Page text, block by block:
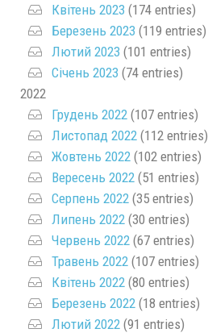
Квітень 2023 (174 entries)
Березень 2023 (119 entries)
Лютий 2023 (101 entries)
Січень 2023 (74 entries)
2022
Грудень 2022 (107 entries)
Листопад 2022 (112 entries)
Жовтень 2022 (102 entries)
Вересень 2022 (51 entries)
Серпень 2022 (35 entries)
Липень 2022 (30 entries)
Червень 2022 (67 entries)
Травень 2022 (107 entries)
Квітень 2022 (80 entries)
Березень 2022 (18 entries)
Лютий 2022 (91 entries)